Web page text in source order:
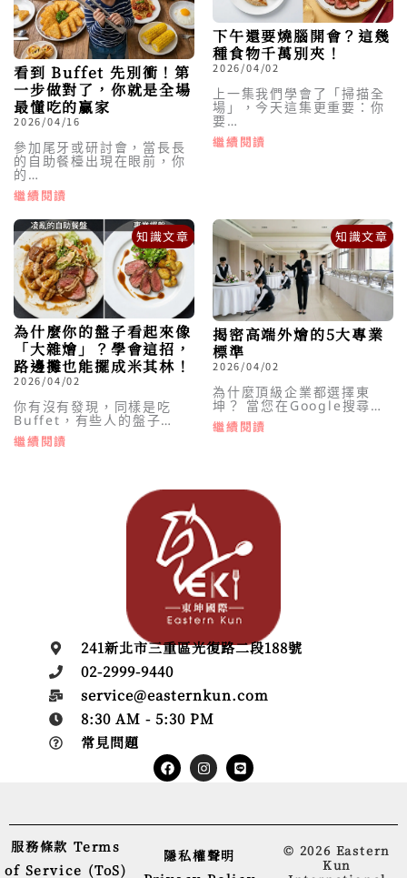
看到 Buffet 先別衝！第
一步做對了，你就是全場
最懂吃的贏家
2026/04/16
參加尾牙或研討會，當長長
的自助餐檯出現在眼前，你
的…
繼續閱讀
下午還要燒腦開會？這幾
種食物千萬別夾！
2026/04/02
上一集我們學會了「掃描全
場」，今天這集更重要：你
要…
繼續閱讀
知識文章
為什麼你的盤子看起來像
「大雜燴」？學會這招，
路邊攤也能擺成米其林！
2026/04/02
你有沒有發現，同樣是吃
Buffet，有些人的盤子…
繼續閱讀
知識文章
揭密高端外燴的5大專業
標準
2026/04/02
為什麼頂級企業都選擇東
坤？ 當您在Google搜尋…
繼續閱讀
241新北市三重區光復路二段188號
02-2999-9440
service@easternkun.com
8:30 AM - 5:30 PM
常見問題
Facebook
Instagram
服務條款 Terms
of Service (ToS)
隱私權聲明
© 2026 Eastern
Kun